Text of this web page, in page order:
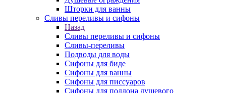
Шторки для ванны
Сливы переливы и сифоны
Назад
Сливы переливы и сифоны
Сливы-переливы
Подводы для воды
Сифоны для биде
Сифоны для ванны
Сифоны для писсуаров
Сифоны для поддона душевого